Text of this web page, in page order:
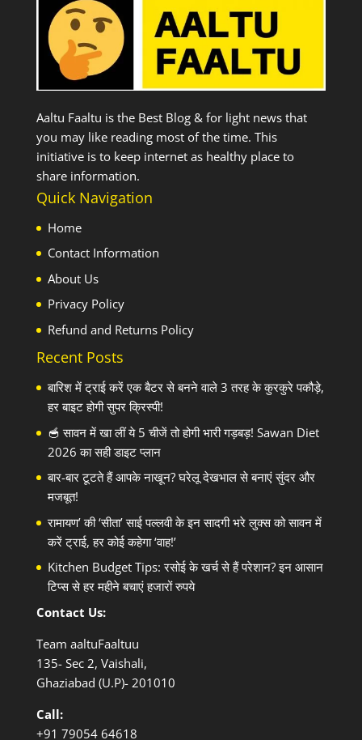
Aaltu Faaltu is the Best Blog & for light news that
you may like reading most of the time. This
initiative is to keep internet as healthy place to
share information.
Quick Navigation
Home
Contact Information
About Us
Privacy Policy
Refund and Returns Policy
Recent Posts
बारिश में ट्राई करें एक बैटर से बनने वाले 3 तरह के कुरकुरे पकौड़े,
हर बाइट होगी सुपर क्रिस्पी!
🥣 सावन में खा लीं ये 5 चीजें तो होगी भारी गड़बड़! Sawan Diet
2026 का सही डाइट प्लान
बार-बार टूटते हैं आपके नाखून? घरेलू देखभाल से बनाएं सुंदर और
मजबूत!
रामायण’ की ‘सीता’ साई पल्लवी के इन सादगी भरे लुक्स को सावन में
करें ट्राई, हर कोई कहेगा ‘वाह!’
Kitchen Budget Tips: रसोई के खर्च से हैं परेशान? इन आसान
टिप्स से हर महीने बचाएं हजारों रुपये
Contact Us:
Team aaltuFaaltuu
135- Sec 2, Vaishali,
Ghaziabad (U.P)- 201010
Call:
+91 79054 64618